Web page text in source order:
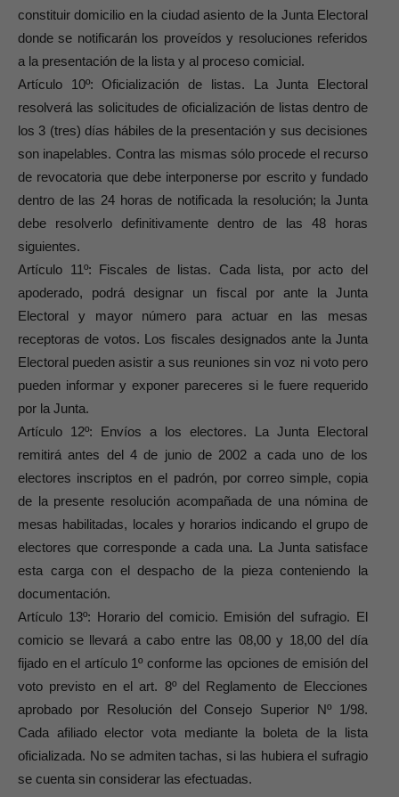
constituir domicilio en la ciudad asiento de la Junta Electoral
donde se notificarán los proveídos y resoluciones referidos
a la presentación de la lista y al proceso comicial.
Artículo 10º: Oficialización de listas. La Junta Electoral
resolverá las solicitudes de oficialización de listas dentro de
los 3 (tres) días hábiles de la presentación y sus decisiones
son inapelables. Contra las mismas sólo procede el recurso
de revocatoria que debe interponerse por escrito y fundado
dentro de las 24 horas de notificada la resolución; la Junta
debe resolverlo definitivamente dentro de las 48 horas
siguientes.
Artículo 11º: Fiscales de listas. Cada lista, por acto del
apoderado, podrá designar un fiscal por ante la Junta
Electoral y mayor número para actuar en las mesas
receptoras de votos. Los fiscales designados ante la Junta
Electoral pueden asistir a sus reuniones sin voz ni voto pero
pueden informar y exponer pareceres si le fuere requerido
por la Junta.
Artículo 12º: Envíos a los electores. La Junta Electoral
remitirá antes del 4 de junio de 2002 a cada uno de los
electores inscriptos en el padrón, por correo simple, copia
de la presente resolución acompañada de una nómina de
mesas habilitadas, locales y horarios indicando el grupo de
electores que corresponde a cada una. La Junta satisface
esta carga con el despacho de la pieza conteniendo la
documentación.
Artículo 13º: Horario del comicio. Emisión del sufragio. El
comicio se llevará a cabo entre las 08,00 y 18,00 del día
fijado en el artículo 1º conforme las opciones de emisión del
voto previsto en el art. 8º del Reglamento de Elecciones
aprobado por Resolución del Consejo Superior Nº 1/98.
Cada afiliado elector vota mediante la boleta de la lista
oficializada. No se admiten tachas, si las hubiera el sufragio
se cuenta sin considerar las efectuadas.